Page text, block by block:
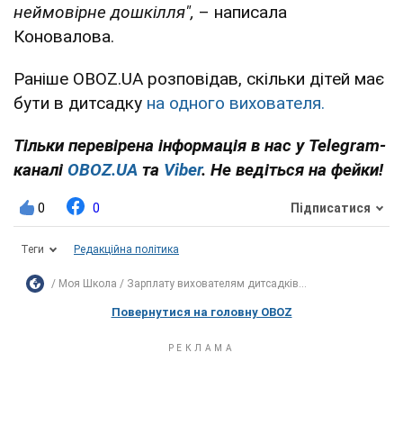
неймовірне дошкілля", – написала
Коновалова.
Раніше OBOZ.UA розповідав, скільки дітей має
бути в дитсадку на одного вихователя.
Тільки перевірена інформація в нас у Telegram-
каналі OBOZ.UA та Viber. Не ведіться на фейки!
0 0 Підписатися
Теги Редакційна політика
Моя Школа Зарплату вихователям дитсадків...
Повернутися на головну OBOZ